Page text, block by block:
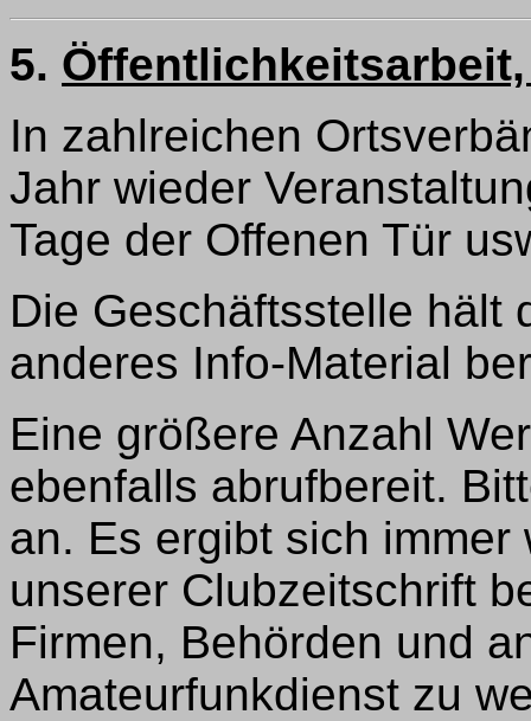
5.
In zahlreichen
Jahr wieder
Tage der Offenen Tür
Die Geschäftsstelle hält
anderes Info-Material
Eine größere Anzahl
ebenfalls abrufbereit.
an. Es ergibt sich
unserer Clubzeitschrift
Firmen, Behörden und
Amateurfunkdienst zu